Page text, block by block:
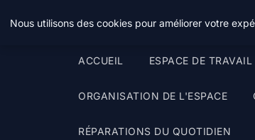
Le Temps Des Travaux
ACCUEIL ESPACE DE TRAVAIL
ORGANISATION DE L'ESPACE
RÉPARATIONS DU QUOTIDIEN
Nous utilisons des cookies pour améliorer votre